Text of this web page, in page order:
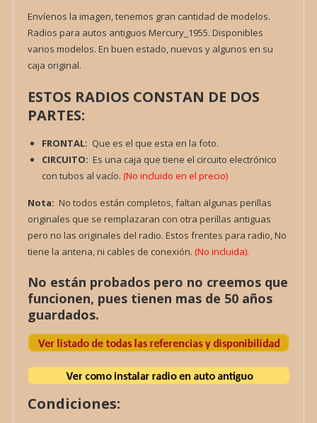
Envíenos la imagen, tenemos gran cantidad de modelos.
Radios para autos antiguos Mercury_1955. Disponibles
varios modelos. En buen estado, nuevos y algunos en su
caja original.
ESTOS RADIOS CONSTAN DE DOS
PARTES:
FRONTAL: Que es el que esta en la foto.
CIRCUITO: Es una caja que tiene el circuito electrónico
con tubos al vacío. (No incluido en el precio)
Nota: No todos están completos, faltan algunas perillas
originales que se remplazaran con otra perillas antiguas
pero no las originales del radio. Estos frentes para radio, No
tiene la antena, ni cables de conexión. (No incluida).
No están probados pero no creemos que
funcionen, pues tienen mas de 50 años
guardados.
Condiciones: